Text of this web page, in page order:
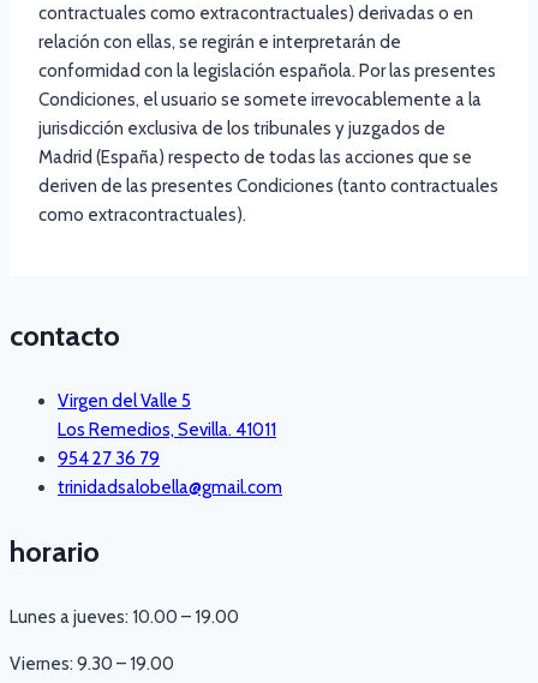
contractuales como extracontractuales) derivadas o en
relación con ellas, se regirán e interpretarán de
conformidad con la legislación española. Por las presentes
Condiciones, el usuario se somete irrevocablemente a la
jurisdicción exclusiva de los tribunales y juzgados de
Madrid (España) respecto de todas las acciones que se
deriven de las presentes Condiciones (tanto contractuales
como extracontractuales).
contacto
Virgen del Valle 5
Los Remedios, Sevilla. 41011
954 27 36 79
trinidadsalobella@gmail.com
horario
Lunes a jueves: 10.00 – 19.00
Viernes: 9.30 – 19.00